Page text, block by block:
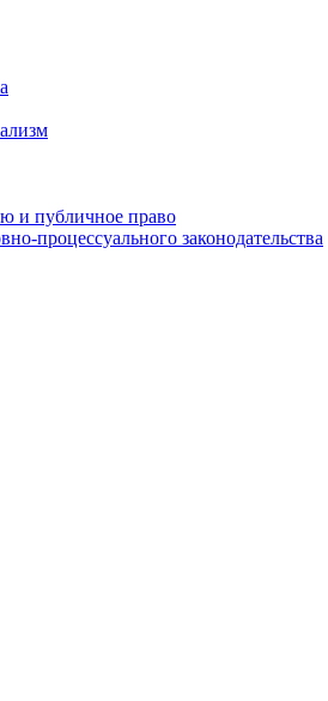
и публичное право
процессуального законодательства